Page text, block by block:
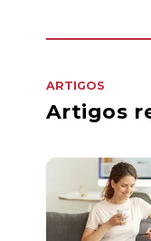
ARTIGOS
Artigos